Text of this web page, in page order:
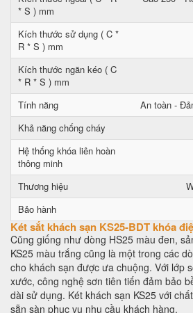
* S ) mm
Kích thước sử dụng ( C *
R * S ) mm
Kích thước ngăn kéo ( C
* R * S ) mm
Tính năng
An toàn -
Khả năng chống cháy
Hệ thống khóa liên hoàn
thông minh
Thương hiệu
Bảo hành
Két sắt khách sạn KS25-BDT khóa
Cũng giống như dòng HS25 màu đen,
KS25 màu trắng cũng là một trong các
cho khách sạn được ưa chuộng. Với lớp
xước, công nghệ sơn tiên tiến đảm bảo
dài sử dụng. Két khách sạn KS25 với
sẵn sàn phục vụ nhu cầu khách hàng.